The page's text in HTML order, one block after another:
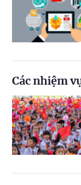
Các nhiệm